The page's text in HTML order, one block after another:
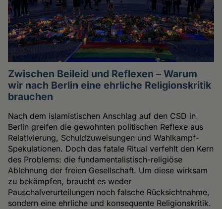
Zwischen Beileid und Reflexen – Warum
wir nach Berlin eine ehrliche Religionskritik
brauchen
Nach dem islamistischen Anschlag auf den CSD in
Berlin greifen die gewohnten politischen Reflexe aus
Relativierung, Schuldzuweisungen und Wahlkampf-
Spekulationen. Doch das fatale Ritual verfehlt den Kern
des Problems: die fundamentalistisch-religiöse
Ablehnung der freien Gesellschaft. Um diese wirksam
zu bekämpfen, braucht es weder
Pauschalverurteilungen noch falsche Rücksichtnahme,
sondern eine ehrliche und konsequente Religionskritik.